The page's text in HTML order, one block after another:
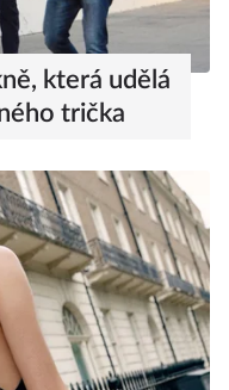
která udělá
trička